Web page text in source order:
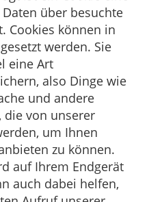
über besuchte
Cookies können in
werden. Sie
eine Art
also Dinge wie
und andere
die von unserer
um Ihnen
zu können.
auf Ihrem Endgerät
auch dabei helfen,